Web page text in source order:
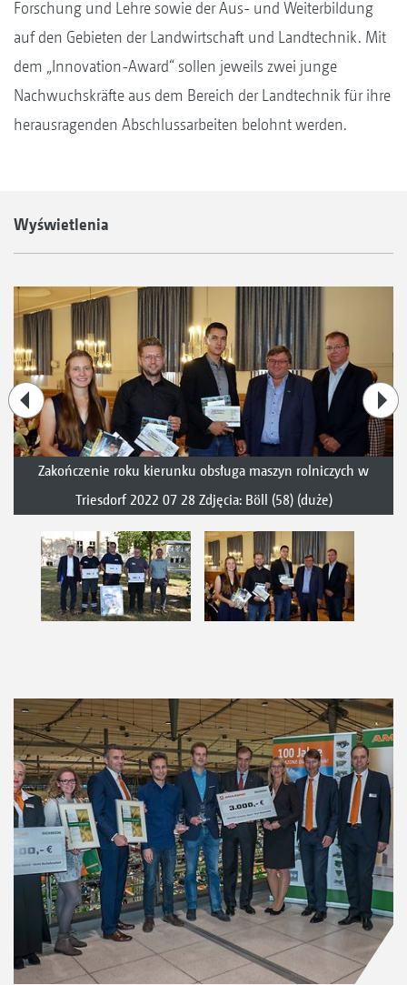
Forschung und Lehre sowie der Aus- und Weiterbildung
auf den Gebieten der Landwirtschaft und Landtechnik. Mit
dem „Innovation-Award“ sollen jeweils zwei junge
Nachwuchskräfte aus dem Bereich der Landtechnik für ihre
herausragenden Abschlussarbeiten belohnt werden.
Wyświetlenia
Zakończenie roku kierunku obsługa maszyn rolniczych w
Triesdorf 2022 07 28 Zdjęcia: Böll (58) (duże)